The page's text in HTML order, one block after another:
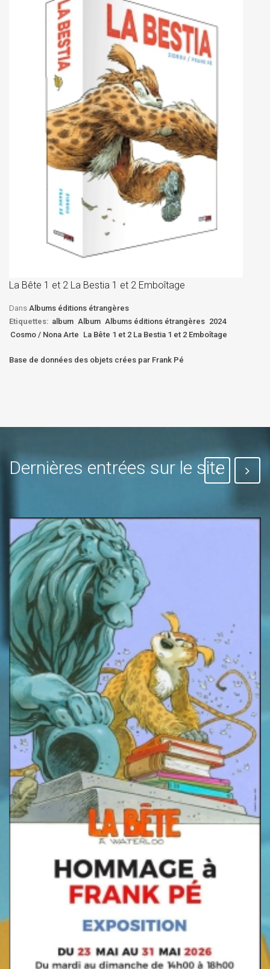
La Bête 1 et 2 La Bestia 1 et 2 Emboîtage
Dans Albums éditions étrangères
Etiquettes: album Album Albums éditions étrangères 2024
Cosmo / Nona Arte La Bête 1 et 2 La Bestia 1 et 2 Emboîtage
Base de données des objets crées par Frank Pé
Dernières entrées sur le site